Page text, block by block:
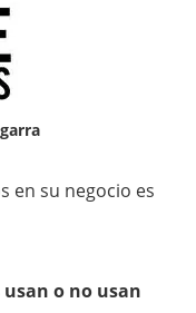
en su negocio es
o no usan